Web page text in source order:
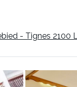
- Tignes 2100